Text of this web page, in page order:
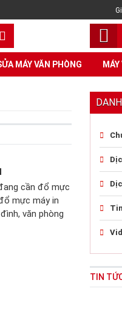
MÁY VĂN PHÒNG
cần đổ mực
mực máy in
văn phòng
TIN